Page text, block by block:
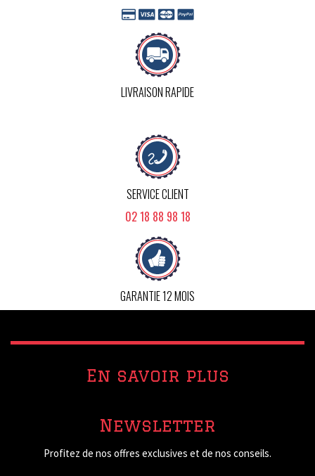
LIVRAISON RAPIDE
SERVICE CLIENT
02 18 88 98 18
GARANTIE 12 MOIS
En savoir plus
Newsletter
Profitez de nos offres exclusives et de nos conseils.